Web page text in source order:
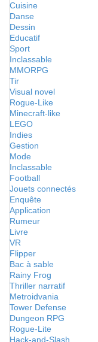
Cuisine
Danse
Dessin
Educatif
Sport
Inclassable
MMORPG
Tir
Visual novel
Rogue-Like
Minecraft-like
LEGO
Indies
Gestion
Mode
Inclassable
Football
Jouets connectés
Enquête
Application
Rumeur
Livre
VR
Flipper
Bac à sable
Rainy Frog
Thriller narratif
Metroidvania
Tower Defense
Dungeon RPG
Rogue-Lite
Hack-and-Slash